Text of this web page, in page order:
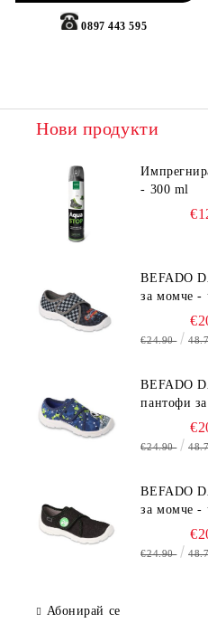
0897 443 595
Нови продукти
- 300 ml
BEFADO
за момче -
€24.90
BEFADO
пантофи
€24.90
BEFADO
за момче -
€24.90
Абонирай се